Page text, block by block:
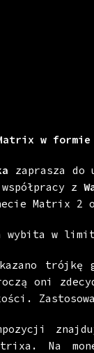
w
zaprasza do
z
Matrix 2
wybita w
trójkę
oni
Na